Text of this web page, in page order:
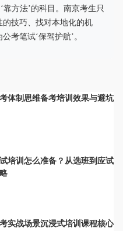
靠方法’的科目。南京考生只
技巧、找对本地化的机
考笔试‘保驾护航’。
体制思维备考培训效果与避坑
培训怎么准备？从选班到应试
实战场景沉浸式培训课程核心